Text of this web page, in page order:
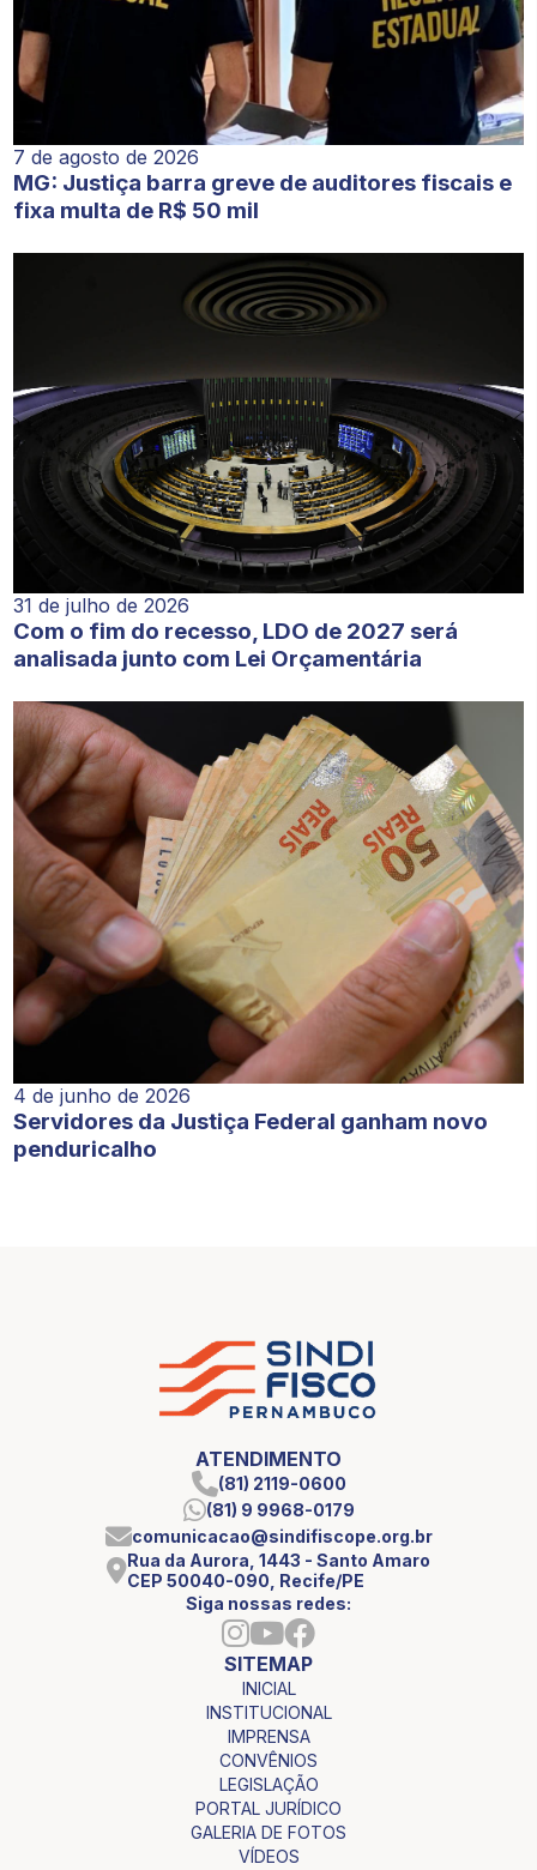
7 de agosto de 2026
MG: Justiça barra greve de auditores fiscais e
fixa multa de R$ 50 mil
31 de julho de 2026
Com o fim do recesso, LDO de 2027 será
analisada junto com Lei Orçamentária
4 de junho de 2026
Servidores da Justiça Federal ganham novo
penduricalho
ATENDIMENTO
(81) 2119-0600
(81) 9 9968-0179
comunicacao@sindifiscope.org.br
Rua da Aurora, 1443 - Santo Amaro
CEP 50040-090, Recife/PE
Siga nossas redes:
SITEMAP
INICIAL
INSTITUCIONAL
IMPRENSA
CONVÊNIOS
LEGISLAÇÃO
PORTAL JURÍDICO
GALERIA DE FOTOS
VÍDEOS